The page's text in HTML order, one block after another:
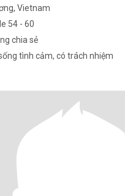
Vietnam
54 - 60
chia sẻ
tình cảm, có trách nhiệm